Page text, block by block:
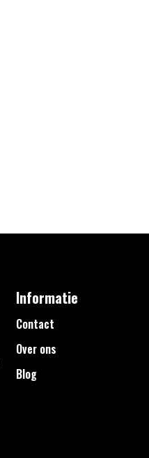
Informatie
Contact
Over ons
Blog